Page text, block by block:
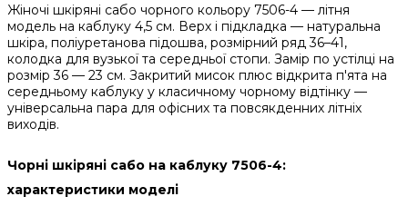
Жіночі шкіряні сабо чорного кольору 7506-4 — літня
модель на каблуку 4,5 см. Верх і підкладка — натуральна
шкіра, поліуретанова підошва, розмірний ряд 36–41,
колодка для вузької та середньої стопи. Замір по устілці на
розмір 36 — 23 см. Закритий мисок плюс відкрита п'ята на
середньому каблуку у класичному чорному відтінку —
універсальна пара для офісних та повсякденних літніх
виходів.
Чорні шкіряні сабо на каблуку 7506-4:
характеристики моделі